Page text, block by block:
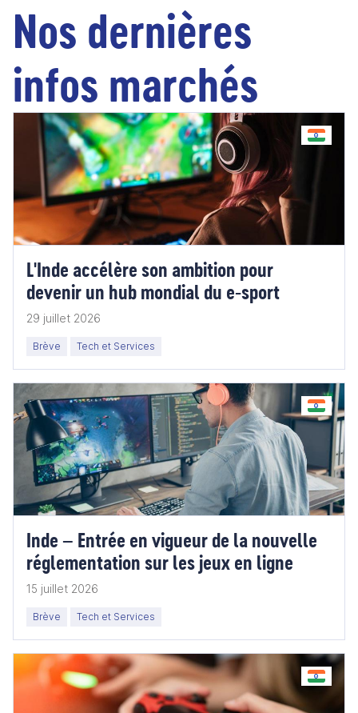
Nos dernières
infos marchés
L'Inde accélère son ambition pour
devenir un hub mondial du e-sport
29 juillet 2026
Brève Tech et Services
Inde – Entrée en vigueur de la nouvelle
réglementation sur les jeux en ligne
15 juillet 2026
Brève Tech et Services